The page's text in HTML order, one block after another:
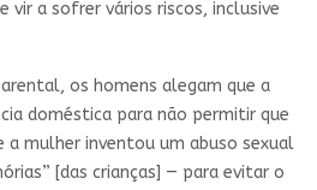
vir a sofrer vários riscos, inclusive
os homens alegam que a
doméstica para não permitir que
a mulher inventou um abuso sexual
[das crianças] — para evitar o